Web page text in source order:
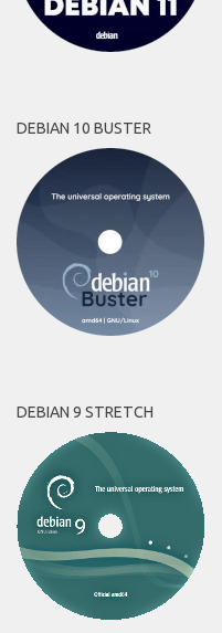
DEBIAN 10 BUSTER
DEBIAN 9 STRETCH